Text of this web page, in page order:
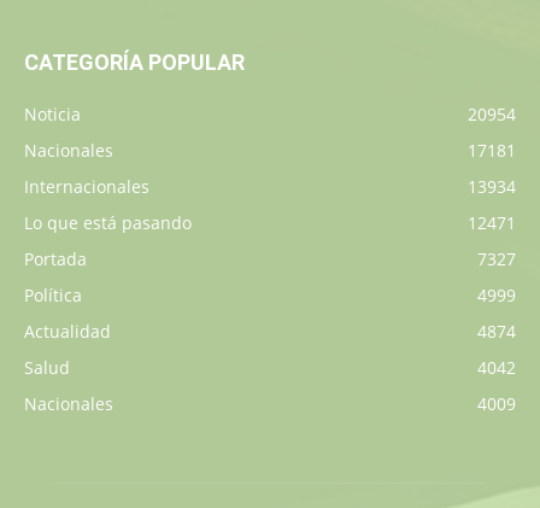
CATEGORÍA POPULAR
Noticia
20954
Nacionales
17181
Internacionales
13934
Lo que está pasando
12471
Portada
7327
Política
4999
Actualidad
4874
Salud
4042
Nacionales
4009